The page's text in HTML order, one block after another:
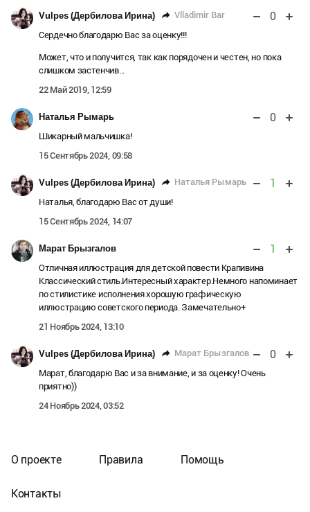
Vulpes (Дербилова Ирина) Vlladimir Bar 0
Сердечно благодарю Вас за оценку!!!
Может, что и получится, так как порядочен и честен, но пока
слишком застенчив...
22 Май 2019, 12:59
Наталья Рымарь 0
Шикарный мальчишка!
15 Сентябрь 2024, 09:58
Vulpes (Дербилова Ирина) Наталья Рымарь 1
Наталья, благодарю Вас от души!
15 Сентябрь 2024, 14:07
Марат Брызгалов 1
Отличная иллюстрация для детской повести Крапивина
Классический стиль.Интересный характер.Немного напоминает
по стилистике исполнения хорошую графическую
иллюстрацию советского периода. Замечательно+
21 Ноябрь 2024, 13:10
Vulpes (Дербилова Ирина) Марат Брызгалов 0
Марат, благодарю Вас и за внимание, и за оценку! Очень
приятно))
24 Ноябрь 2024, 03:52
О проекте Правила Помощь
Контакты